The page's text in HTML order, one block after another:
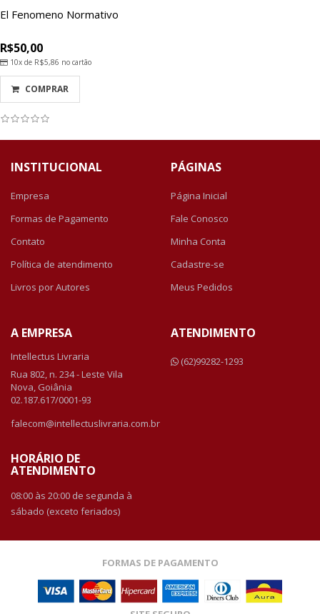
El Fenomeno Normativo
R$50,00
10x de R$5,86 no cartão
COMPRAR
INSTITUCIONAL
Empresa
Formas de Pagamento
Contato
Política de atendimento
Livros por Autores
PÁGINAS
Página Inicial
Fale Conosco
Minha Conta
Cadastre-se
Meus Pedidos
A EMPRESA
Intellectus Livraria
Rua 802, n. 234 - Leste Vila
Nova, Goiânia
02.187.617/0001-93
falecom@intellectuslivraria.com.br
HORÁRIO DE
ATENDIMENTO
08:00 às 20:00 de segunda à
sábado (exceto feriados)
ATENDIMENTO
(62)99282-1293
FORMAS DE PAGAMENTO